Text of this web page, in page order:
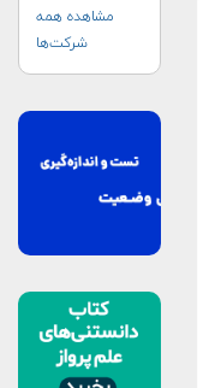
مشاهده همه
شرکت‌ها